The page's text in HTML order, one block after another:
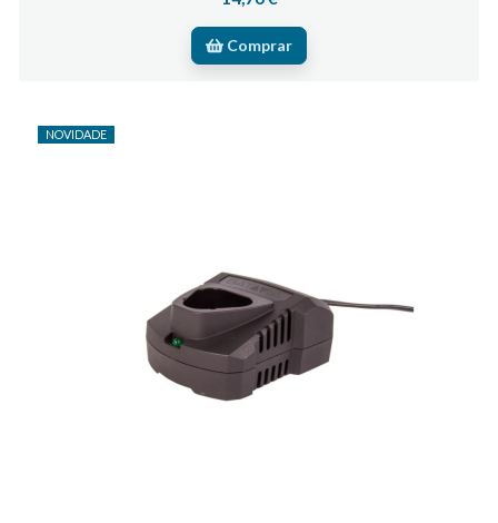
Comprar
NOVIDADE